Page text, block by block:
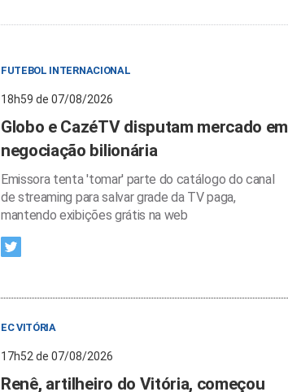
FUTEBOL INTERNACIONAL
18h59 de 07/08/2026
Globo e CazéTV disputam mercado em
negociação bilionária
Emissora tenta 'tomar' parte do catálogo do canal
de streaming para salvar grade da TV paga,
mantendo exibições grátis na web
EC VITÓRIA
17h52 de 07/08/2026
Renê, artilheiro do Vitória, começou